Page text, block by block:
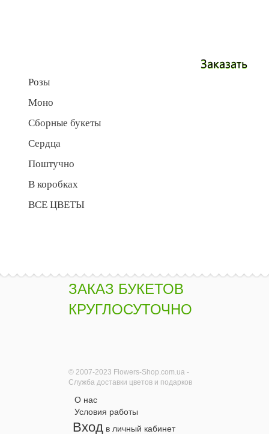
Заказать
Розы
Моно
Сборные букеты
Сердца
Поштучно
В коробках
ВСЕ ЦВЕТЫ
ЗАКАЗ БУКЕТОВ
КРУГЛОСУТОЧНО
© 2007-2023 Flowers-Shop.com.ua -
Служба доставки цветов и подарков
О нас
Условия работы
Вход в личный кабинет